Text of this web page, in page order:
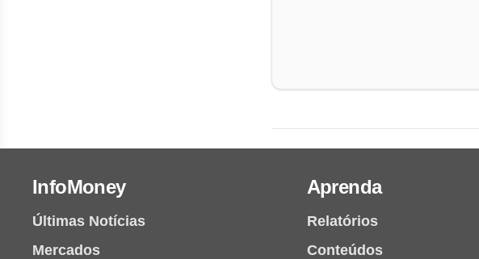
InfoMoney
Últimas Notícias
Mercados
Aprenda
Relatórios
Conteúdos